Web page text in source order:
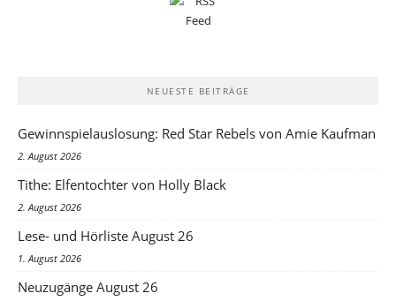
NEUESTE BEITRÄGE
Gewinnspielauslosung: Red Star Rebels von Amie Kaufman
2. August 2026
Tithe: Elfentochter von Holly Black
2. August 2026
Lese- und Hörliste August 26
1. August 2026
Neuzugänge August 26